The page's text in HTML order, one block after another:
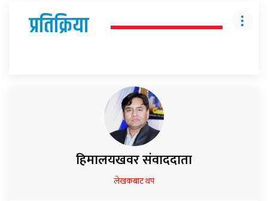
प्रतिक्रिया
हिमालयखवर संवाददाता
लेखकबाट थप